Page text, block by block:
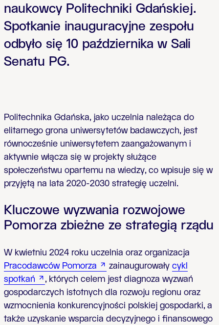
naukowcy Politechniki Gdańskiej.
Spotkanie inauguracyjne zespołu
odbyło się 10 października w Sali
Senatu PG.
Politechnika Gdańska, jako uczelnia należąca do
elitarnego grona uniwersytetów badawczych, jest
równocześnie uniwersytetem zaangażowanym i
aktywnie włącza się w projekty służące
społeczeństwu opartemu na wiedzy, co wpisuje się w
przyjętą na lata 2020-2030 strategię uczelni.
Kluczowe wyzwania rozwojowe
Pomorza zbieżne ze strategią rządu
W kwietniu 2024 roku uczelnia oraz organizacja
Pracodawców Pomorza
zainaugurowałycykl
spotkań
, których celem jest diagnoza wyzwań
gospodarczych istotnych dla rozwoju regionu oraz
wzmocnienia konkurencyjności polskiej gospodarki, a
także uzyskanie wsparcia decyzyjnego i finansowego